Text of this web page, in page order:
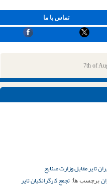
تماس با ما
7th of
تایر مقابل وزارت صنایع
برچسب ها: تجمع کارگرانکیان تایر